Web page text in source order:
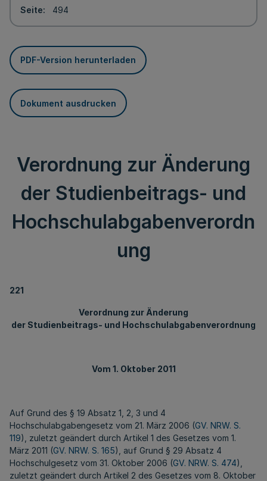
Seite
494
PDF-Version herunterladen
Dokument ausdrucken
Verordnung zur Änderung
der Studienbeitrags- und
Hochschulabgabenverordn
ung
221
Verordnung zur Änderung
der Studienbeitrags- und Hochschulabgabenverordnung
Vom 1. Oktober 2011
Auf Grund des § 19 Absatz 1, 2, 3 und 4
Hochschulabgabengesetz vom 21. März 2006 (GV. NRW. S.
119), zuletzt geändert durch Artikel 1 des Gesetzes vom 1.
März 2011 (GV. NRW. S. 165), auf Grund § 29 Absatz 4
Hochschulgesetz vom 31. Oktober 2006 (GV. NRW. S. 474),
zuletzt geändert durch Artikel 2 des Gesetzes vom 8. Oktober